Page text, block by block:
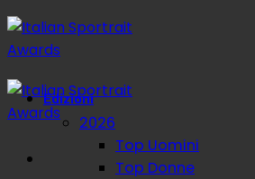
Salta
ai
contenuti
Edizioni
2026
Top Uomini
Top Donne